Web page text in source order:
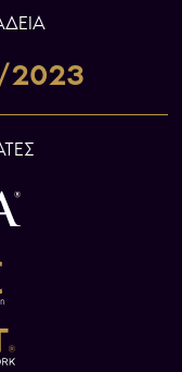
2023